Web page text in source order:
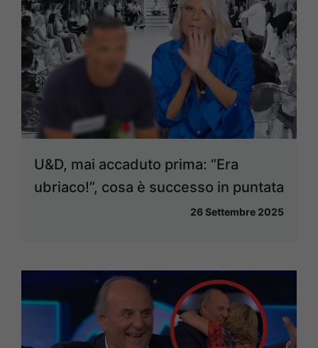
U&D, mai accaduto prima: “Era
ubriaco!”, cosa è successo in puntata
26 Settembre 2025